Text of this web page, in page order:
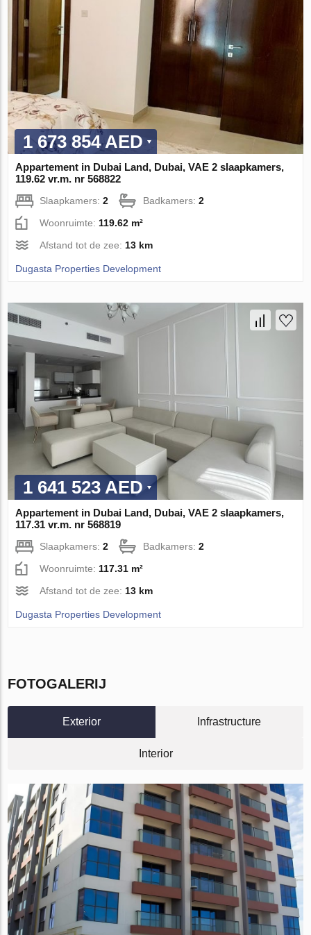
1 673 854 AED
Appartement in Dubai Land, Dubai, VAE 2 slaapkamers,
119.62 vr.m. nr 568822
Slaapkamers:2 Badkamers:2
Woonruimte: 119.62 m²
Afstand tot de zee: 13 km
Dugasta Properties Development
1 641 523 AED
Appartement in Dubai Land, Dubai, VAE 2 slaapkamers,
117.31 vr.m. nr 568819
Slaapkamers:2 Badkamers:2
Woonruimte: 117.31 m²
Afstand tot de zee: 13 km
Dugasta Properties Development
FOTOGALERIJ
Exterior Infrastructure
Interior